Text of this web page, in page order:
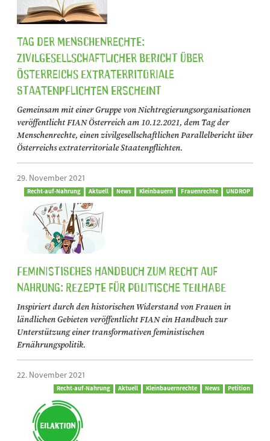
Tag der Menschenrechte:
Zivilgesellschaftlicher Bericht über
Österreichs extraterritoriale
Staatenpflichten erscheint
Gemeinsam mit einer Gruppe von Nichtregierungsorganisationen
veröffentlicht FIAN Österreich am 10.12.2021, dem Tag der
Menschenrechte, einen zivilgesellschaftlichen Parallelbericht über
Österreichs extraterritoriale Staatenpflichten.
29. November 2021
Recht-auf-Nahrung Aktuell News Kleinbauern Frauenrechte UNDROP
Feministisches Handbuch zum Recht auf
Nahrung: Rezepte für politische Teilhabe
Inspiriert durch den historischen Widerstand von Frauen in
ländlichen Gebieten veröffentlicht FIAN ein Handbuch zur
Unterstützung einer transformativen feministischen
Ernährungspolitik.
22. November 2021
Recht-auf-Nahrung Aktuell Kleinbauernrechte News Petition